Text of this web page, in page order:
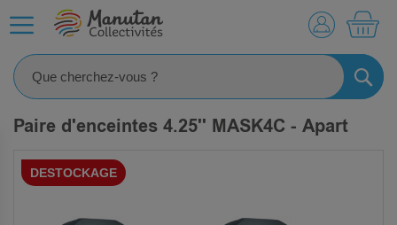
Paire d'enceintes 4.25'' MASK4C - Apart
SKIP
TO DESTOCKAGE